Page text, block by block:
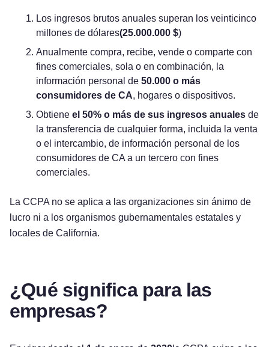
Los ingresos brutos anuales superan los veinticinco
millones de dólares(25.000.000 $)
Anualmente compra, recibe, vende o comparte con
fines comerciales, sola o en combinación, la
información personal de 50.000 o más
consumidores de CA, hogares o dispositivos.
Obtiene el 50% o más de sus ingresos anuales de
la transferencia de cualquier forma, incluida la venta
o el intercambio, de información personal de los
consumidores de CA a un tercero con fines
comerciales.
La CCPA no se aplica a las organizaciones sin ánimo de
lucro ni a los organismos gubernamentales estatales y
locales de California.
¿Qué significa para las
empresas?